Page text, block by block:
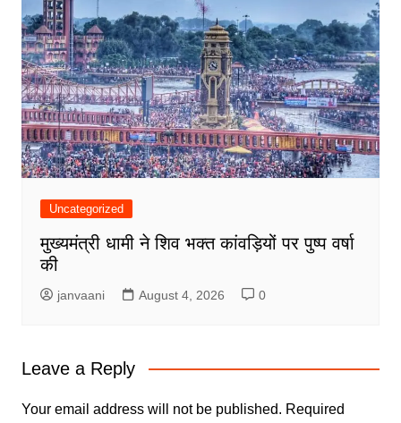
Uncategorized
मुख्यमंत्री धामी ने शिव भक्त कांवड़ियों पर पुष्प वर्षा
की
janvaani August 4, 2026 0
Leave a Reply
Your email address will not be published. Required